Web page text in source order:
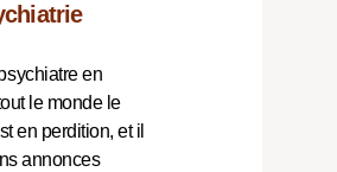
en
le monde le
en perdition, et il
annonces